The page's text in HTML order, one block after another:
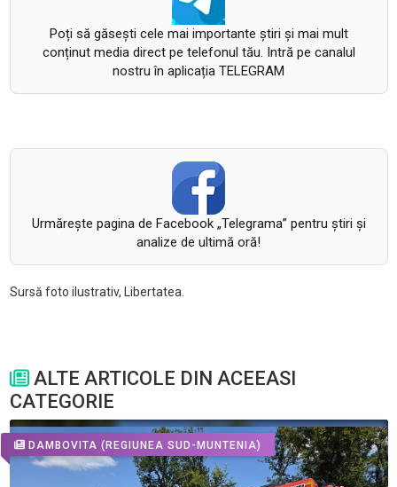
Poți să găsești cele mai importante știri și mai mult
conținut media direct pe telefonul tău. Intră pe canalul
nostru în aplicația TELEGRAM
Urmăreşte pagina de Facebook „Telegrama” pentru ştiri şi
analize de ultimă oră!
Sursă foto ilustrativ, Libertatea.
ALTE ARTICOLE DIN ACEEASI
CATEGORIE
DAMBOVITA (REGIUNEA SUD-MUNTENIA)